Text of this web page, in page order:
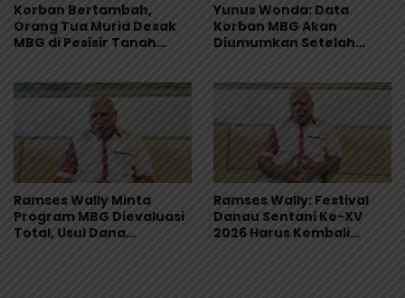
Korban Bertambah,
Orang Tua Murid Desak
MBG di Pesisir Tanah
Yunus Wonda: Data
Korban MBG Akan
Diumumkan Setelah
Ramses Wally Minta
Program MBG Dievaluasi
Total, Usul Dana
Ramses Wally: Festival
Danau Sentani Ke-XV
2026 Harus Kembali